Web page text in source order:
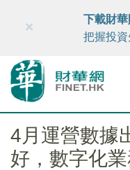
財華智庫網
×
下載財
把握投資
4月運營數據
好，數字化